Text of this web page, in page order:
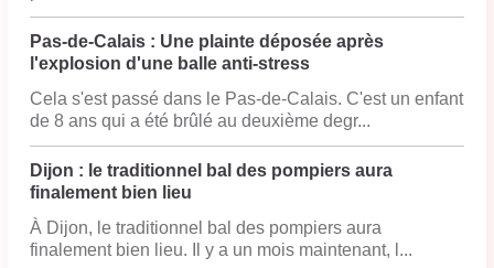
Pas-de-Calais : Une plainte déposée après
l'explosion d'une balle anti-stress
Cela s'est passé dans le Pas-de-Calais. C'est un enfant
de 8 ans qui a été brûlé au deuxième degr...
Dijon : le traditionnel bal des pompiers aura
finalement bien lieu
À Dijon, le traditionnel bal des pompiers aura
finalement bien lieu. Il y a un mois maintenant, l...